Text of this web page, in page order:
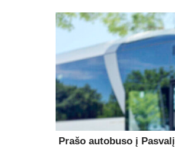
Prašo autobuso į Pasvalį